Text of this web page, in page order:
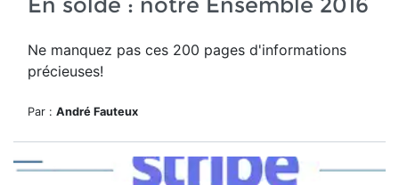
Ne manquez pas ces 200 pages d'informations
précieuses!
Par : André Fauteux